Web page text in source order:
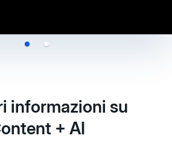
informazioni su
+ AI